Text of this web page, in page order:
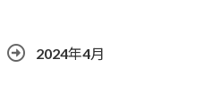
2024年4月